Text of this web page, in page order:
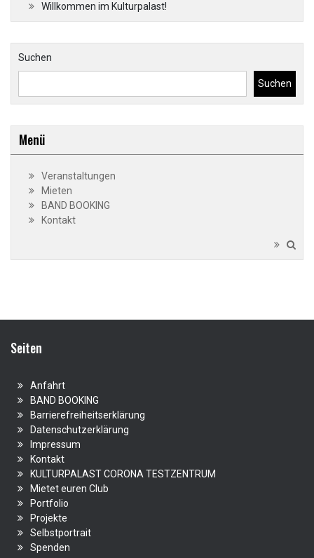
Willkommen im Kulturpalast!
Suchen
Suchen
Menü
Veranstaltungen
Mieten
BAND BOOKING
Kontakt
Seiten
Anfahrt
BAND BOOKING
Barrierefreiheitserklärung
Datenschutzerklärung
Impressum
Kontakt
KULTURPALAST CORONA TESTZENTRUM
Mietet euren Club
Portfolio
Projekte
Selbstportrait
Spenden